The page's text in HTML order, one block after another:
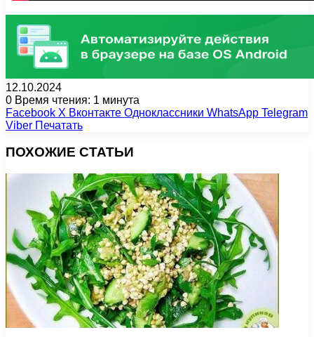
12.10.2024
0 Время чтения: 1 минута
Facebook X Вконтакте Одноклассники WhatsApp Telegram
Viber Печатать
ПОХОЖИЕ СТАТЬИ